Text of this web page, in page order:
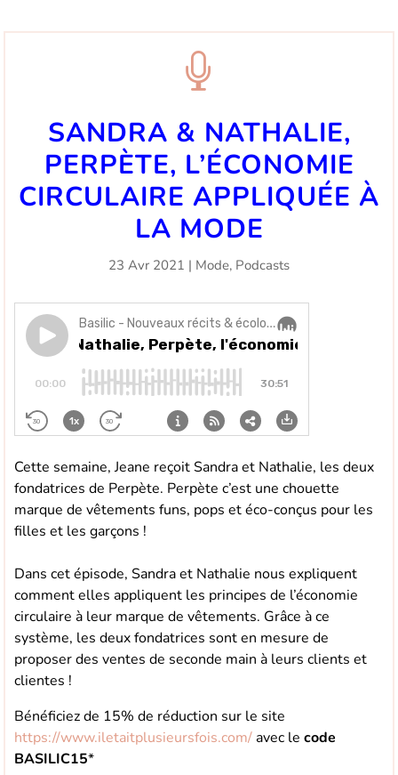

SANDRA & NATHALIE,
PERPÈTE, L’ÉCONOMIE
CIRCULAIRE APPLIQUÉE À
LA MODE
23 Avr 2021 | Mode, Podcasts
Cette semaine, Jeane reçoit Sandra et Nathalie, les deux
fondatrices de Perpète. Perpète c’est une chouette
marque de vêtements funs, pops et éco-conçus pour les
filles et les garçons !
Dans cet épisode, Sandra et Nathalie nous expliquent
comment elles appliquent les principes de l’économie
circulaire à leur marque de vêtements. Grâce à ce
système, les deux fondatrices sont en mesure de
proposer des ventes de seconde main à leurs clients et
clientes !
Bénéficiez de 15% de réduction sur le site
https://www.iletaitplusieursfois.com/avec lecode
BASILIC15*